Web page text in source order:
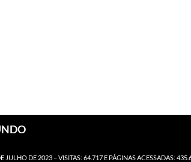
DE 2023 – VISITAS: 64.717 E PÁGINAS ACESSADAS: